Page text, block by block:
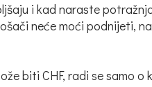
i kad naraste
neće moći podnijeti,
biti CHF, radi se samo o